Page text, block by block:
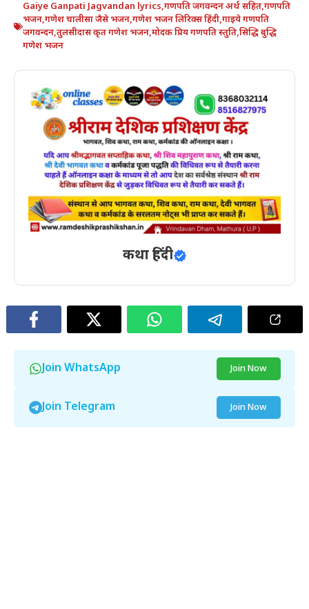
Gaiye Ganpati Jagvandan lyrics,गणपति जगवन्दन अर्थ सहित,गणपति
भजन,गणेश चालीसा जैसे भजन,गणेश भजन लिरिक्स हिंदी,गाइये गणपति
जगवन्दन,तुलसीदास कृत गणेश भजन,मोदक प्रिय गणपति स्तुति,सिद्धि बुद्धि
गणेश भजन
कथा हिंदी
Join WhatsApp Join Now
Join Telegram Join Now